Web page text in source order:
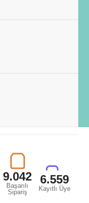
9.042
Başarılı
Sipariş
6.559
Kayıtlı Üye